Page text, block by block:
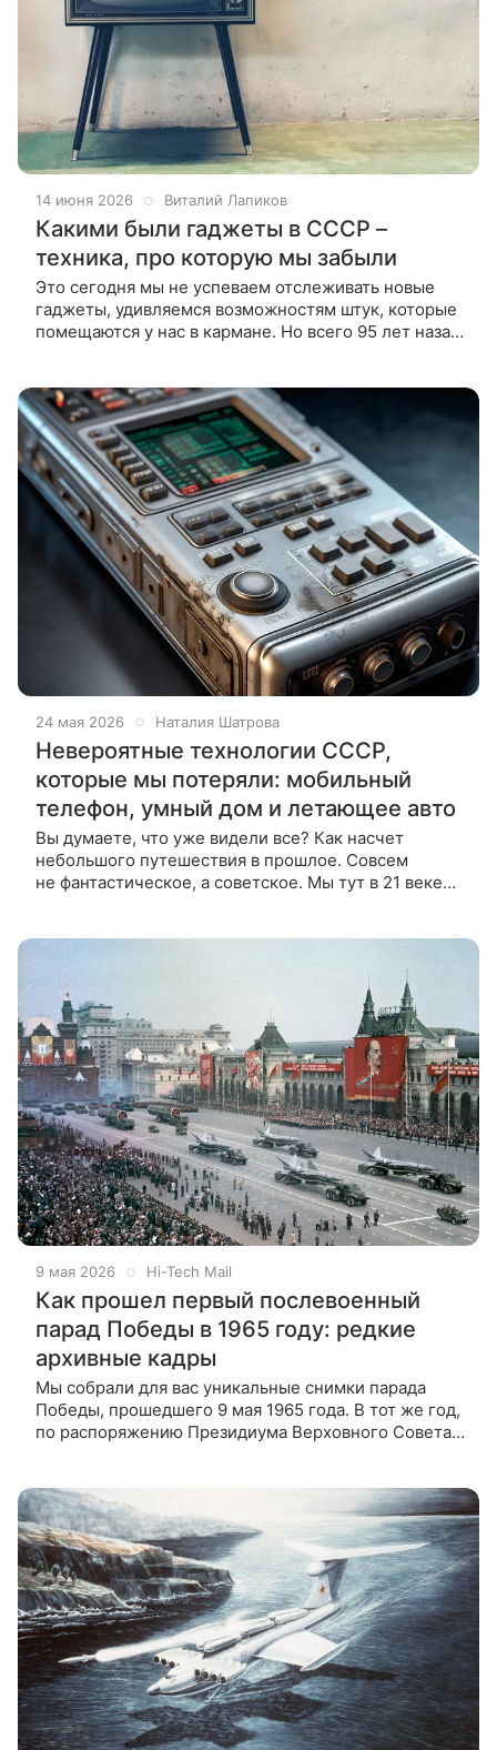
14 июня 2026 Виталий Лапиков
Какими были гаджеты в СССР –
техника, про которую мы забыли
Это сегодня мы не успеваем отслеживать новые
гаджеты, удивляемся возможностям штук, которые
помещаются у нас в кармане. Но всего 95 лет назад
24 мая 2026 Наталия Шатрова
Невероятные технологии СССР,
которые мы потеряли: мобильный
телефон, умный дом и летающее авто
Вы думаете, что уже видели все? Как насчет
небольшого путешествия в прошлое. Совсем
не фантастическое, а советское. Мы тут в 21 веке
9 мая 2026 Hi-Tech Mail
Как прошел первый послевоенный
парад Победы в 1965 году: редкие
архивные кадры
Мы собрали для вас уникальные снимки парада
Победы, прошедшего 9 мая 1965 года. В тот же год,
по распоряжению Президиума Верховного Совета